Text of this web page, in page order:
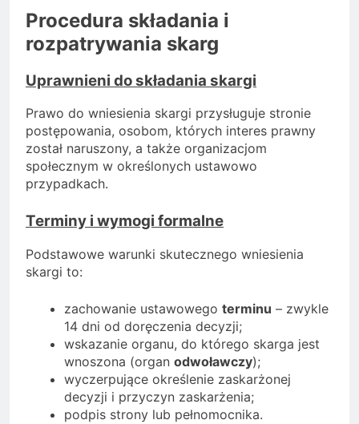
Procedura składania i
rozpatrywania skarg
Uprawnieni do składania skargi
Prawo do wniesienia skargi przysługuje stronie
postępowania, osobom, których interes prawny
został naruszony, a także organizacjom
społecznym w określonych ustawowo
przypadkach.
Terminy i wymogi formalne
Podstawowe warunki skutecznego wniesienia
skargi to:
zachowanie ustawowego terminu – zwykle
14 dni od doręczenia decyzji;
wskazanie organu, do którego skarga jest
wnoszona (organ odwoławczy);
wyczerpujące określenie zaskarżonej
decyzji i przyczyn zaskarżenia;
podpis strony lub pełnomocnika.